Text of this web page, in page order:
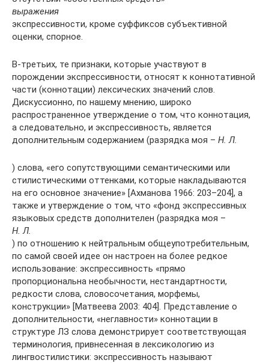
выражения
экспрессивности, кроме суффиксов субъективной
оценки, спорное.
В-третьих, те признаки, которые участвуют в
порождении экспрессивности, относят к коннотативной
части (коннотации) лексических значений слов.
Дискуссионно, по нашему мнению, широко
распространенное утверждение о том, что коннотация,
а следовательно, и экспрессивность, является
дополнительным содержанием (разрядка моя – Н. Л.
) слова, «его сопутствующими семантическими или
стилистическими оттенками, которые накладываются
на его основное значение» [Ахманова 1966: 203–204], а
также и утверждение о том, что «фонд экспрессивных
языковых средств дополнителен (разрядка моя –
Н. Л.
) по отношению к нейтральным общеупотребительным,
по самой своей идее он настроен на более редкое
использование: экспрессивность «прямо
пропорциональна необычности, нестандартности,
редкости слова, словосочетания, морфемы,
конструкции» [Матвеева 2003: 404]. Представление о
дополнительности, «неглавности» коннотации в
структуре ЛЗ слова демонстрирует соответствующая
терминология, привнесенная в лексикологию из
лингвостилистики: экспрессивность называют